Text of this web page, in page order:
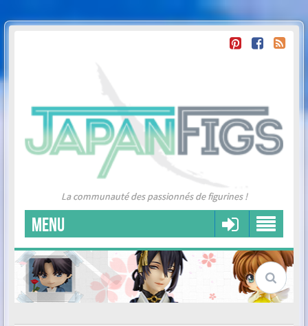
La communauté des passionnés de figurines !
MENU